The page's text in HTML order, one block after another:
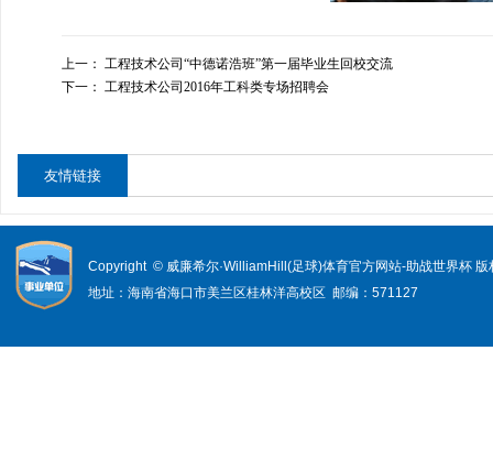
上一： 工程技术公司“中德诺浩班”第一届毕业生回校交流
下一： 工程技术公司2016年工科类专场招聘会
友情链接
Copyright © 威廉希尔·WilliamHill(足球)体育官方网站-助战世界杯
地址：海南省海口市美兰区桂林洋高校区 邮编：571127